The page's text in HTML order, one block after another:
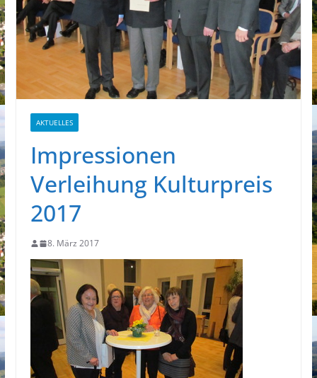
AKTUELLES
Impressionen
Verleihung Kulturpreis
2017
8. März 2017